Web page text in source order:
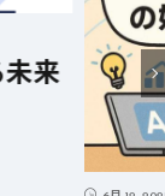
未来